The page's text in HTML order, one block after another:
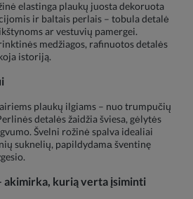
elastinga plaukų juosta dekoruota
ir baltais perlais – tobula detalė
ar vestuvių pamergei.
medžiagos, rafinuotos detalės
istoriją.
plaukų ilgiams – nuo trumpučių
detalės žaidžia šviesa, gėlytės
Švelni rožinė spalva idealiai
suknelių, papildydamа šventinę
akimirka, kurią verta įsiminti